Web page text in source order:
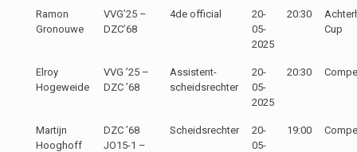
Ramon
Gronouwe
VVG’25 –
DZC’68
4de official
20-
05-
2025
20:30
Cup
Elroy
Hogeweide
VVG ’25 –
DZC ’68
Assistent-
scheidsrechter
20-
05-
2025
20:30
Martijn
Hooghoff
DZC ’68
JO15-1 –
Scheidsrechter
20-
05-
19:00